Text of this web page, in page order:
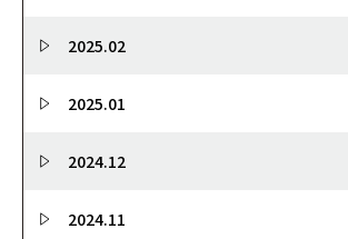
2025.02
2025.01
2024.12
2024.11